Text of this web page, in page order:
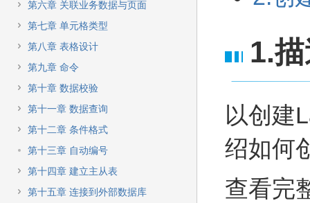
第六章 关联业务数据与页面
第七章 单元格类型
第八章 表格设计
第九章 命令
第十章 数据校验
第十一章 数据查询
第十二章 条件格式
第十三章 自动编号
第十四章 建立主从表
第十五章 连接到外部数据库
1.
以创建
绍如何
查看完